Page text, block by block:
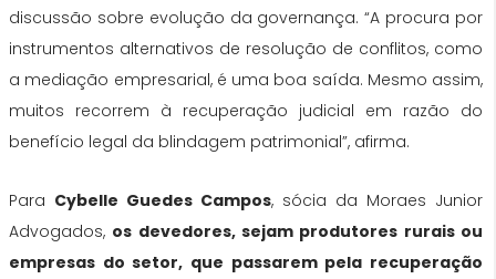
discussão sobre evolução da governança. “A procura por
instrumentos alternativos de resolução de conflitos, como
a mediação empresarial, é uma boa saída. Mesmo assim,
muitos recorrem à recuperação judicial em razão do
benefício legal da blindagem patrimonial”, afirma.
Para Cybelle Guedes Campos, sócia da Moraes Junior
Advogados, os devedores, sejam produtores rurais ou
empresas do setor, que passarem pela recuperação